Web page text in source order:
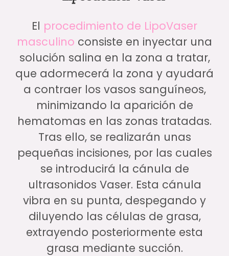
El procedimiento de LipoVaser
masculino consiste en inyectar una
solución salina en la zona a tratar,
que adormecerá la zona y ayudará
a contraer los vasos sanguíneos,
minimizando la aparición de
hematomas en las zonas tratadas.
Tras ello, se realizarán unas
pequeñas incisiones, por las cuales
se introducirá la cánula de
ultrasonidos Vaser. Esta cánula
vibra en su punta, despegando y
diluyendo las células de grasa,
extrayendo posteriormente esta
grasa mediante succión.